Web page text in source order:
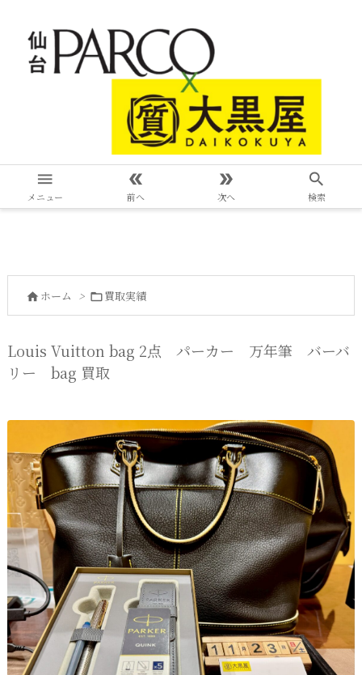

メニュー

前へ

次へ

検索
 ホーム > 買取実績
Louis Vuitton bag 2点 パーカー 万年筆 バーバ
リー bag 買取